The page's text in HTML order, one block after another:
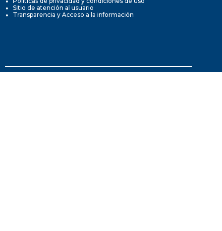
Sitio de atención al usuario
Transparencia y Acceso a la información